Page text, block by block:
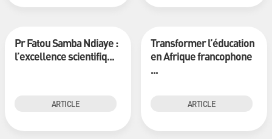
Pr Fatou Samba Ndiaye :
l’excellence scientifiq...
ARTICLE
Transformer l’éducation
en Afrique francophone
...
ARTICLE